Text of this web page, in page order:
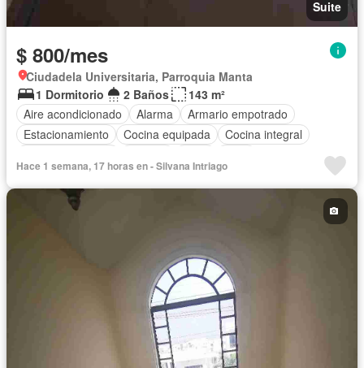
Suite
$ 800/mes
Ciudadela Universitaria, Parroquia Manta
1 Dormitorio
2 Baños
143 m²
Aire acondicionado
Alarma
Armario empotrado
Estacionamiento
Cocina equipada
Cocina integral
Acceso para personas con discapacidad
Garita de guardianía
Completamente amoblado
Hace 1 semana, 17 horas en - Silvana Intriago